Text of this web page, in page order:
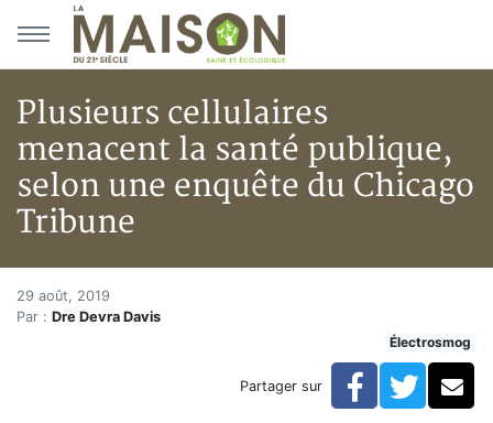
Aller au menu principal
Aller au contenu principal
Plusieurs cellulaires
menacent la santé publique,
selon une enquête du Chicago
Tribune
Accueil
Articles
Plusieurs cellulaires menacent la santé publique,
Plusieurs cellulaires
29 août, 2019
Par : Dre Devra Davis
Électrosmog
Partager sur Facebook